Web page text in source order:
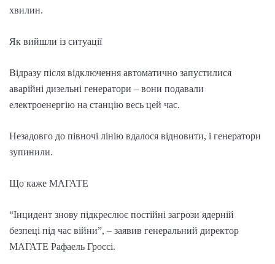
хвилин.
Як вийшли із ситуації
Відразу після відключення автоматично запустилися
аварійні дизельні генератори – вони подавали
електроенергію на станцію весь цей час.
Незадовго до півночі лінію вдалося відновити, і генератори
зупинили.
Що каже МАГАТЕ
“Інцидент знову підкреслює постійні загрози ядерній
безпеці під час війни”, – заявив генеральний директор
МАГАТЕ Рафаель Гроссі.